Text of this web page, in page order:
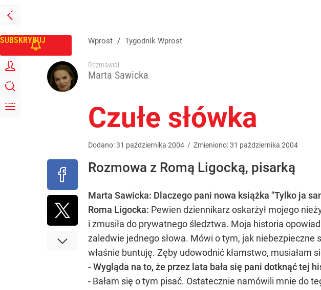
PRZEJDŹ
NA
GŁÓWNĄ
SUBSKRYBUJ
ZALOGUJ
SZUKAJ
MENU
Wprost / Tygodnik Wprost
Rozmawiał:
Marta Sawicka
Czułe słówka
Dodano:31 października 2004 / Zmieniono:31 października 2004
Rozmowa z Romą Ligocką, pisarką
Marta Sawicka: Dlaczego pani nowa książka "Tylko ja
Roma Ligocka: Pewien dziennikarz oskarżył mojego
i zmusiła do prywatnego śledztwa. Moja historia
zaledwie jednego słowa. Mówi o tym, jak
właśnie buntuję. Zęby udowodnić kłamstwo, musiałam
- Wygląda na to, że przez lata bała się pani dotknąć tej
- Bałam się o tym pisać. Ostatecznie namówili mnie do